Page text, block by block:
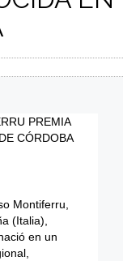
PREMIA
CÓRDOBA
Montiferru,
(Italia),
en un